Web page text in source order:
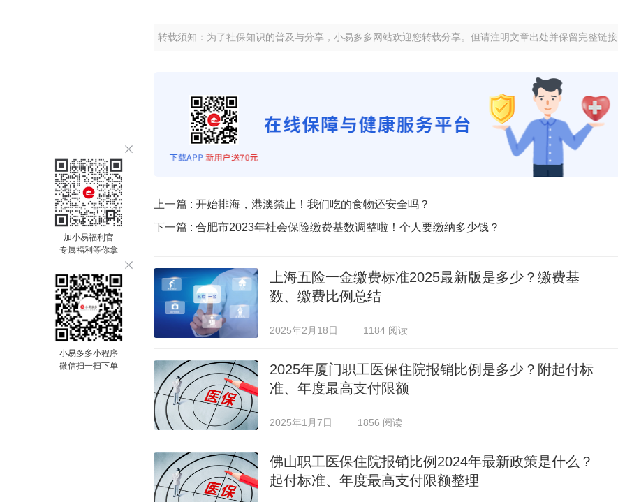
加小易福利官
专属福利等你拿
小易多多小程序
微信扫一扫下单
转载须知：为了社保知识的普及与分享，小易多多网站欢迎您转载分享。但请注明文章出处并保留完整链接
上一篇 : 开始排海，港澳禁止！我们吃的食物还安全吗？
下一篇 : 合肥市2023年社会保险缴费基数调整啦！个人要缴纳多少钱？
上海五险一金缴费标准2025最新版是多少？缴费基
数、缴费比例总结
2025年2月18日 1184 阅读
2025年厦门职工医保住院报销比例是多少？附起付标
准、年度最高支付限额
2025年1月7日 1856 阅读
佛山职工医保住院报销比例2024年最新政策是什么？
起付标准、年度最高支付限额整理